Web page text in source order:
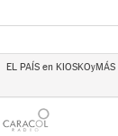
EL PAÍS en KIOSKOyMÁS